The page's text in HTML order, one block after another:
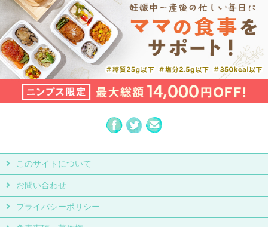
このサイトについて
お問い合わせ
プライバシーポリシー